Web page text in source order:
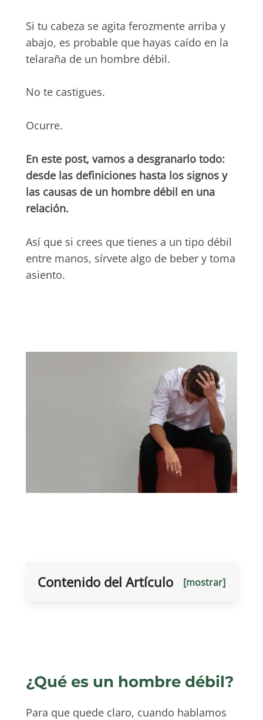
Si tu cabeza se agita ferozmente arriba y
abajo, es probable que hayas caído en la
telaraña de un hombre débil.
No te castigues.
Ocurre.
En este post, vamos a desgranarlo todo:
desde las definiciones hasta los signos y
las causas de un hombre débil en una
relación.
Así que si crees que tienes a un tipo débil
entre manos, sírvete algo de beber y toma
asiento.
Contenido del Artículo [mostrar]
¿Qué es un hombre débil?
Para que quede claro, cuando hablamos